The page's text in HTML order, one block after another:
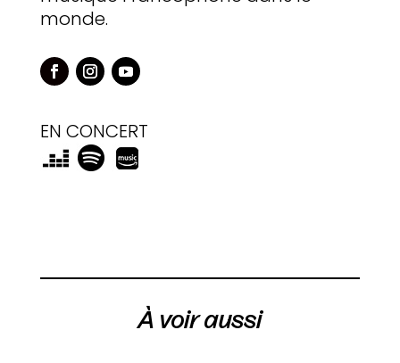
monde.
EN CONCERT
À voir aussi